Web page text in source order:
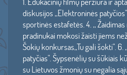
diskusijos ,,Elektroninės
sportinės estafetės. 4. ,,
pradinukai mokosi žaisti jiems
Šokių konkursas,,Tu gali šokti". 6.
patyčias". Šypsenėlių su šūkiais
su Lietuvos žmonių su negalia